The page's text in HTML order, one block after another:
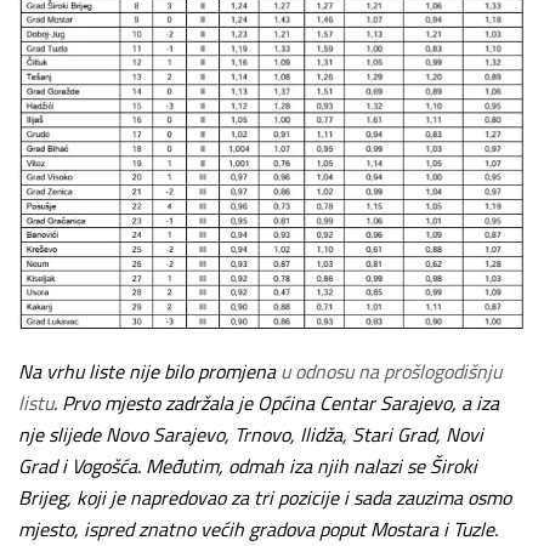
Na vrhu liste nije bilo promjenau odnosu na prošlogodišnju
listu. Prvo mjesto zadržala je Općina Centar Sarajevo, a iza
nje slijede Novo Sarajevo, Trnovo, Ilidža, Stari Grad, Novi
Grad i Vogošća. Međutim, odmah iza njih nalazi se Široki
Brijeg, koji je napredovao za tri pozicije i sada zauzima osmo
mjesto, ispred znatno većih gradova poput Mostara i Tuzle.